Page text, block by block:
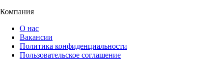
Компания
О нас
Вакансии
Политика конфиденциальности
Пользовательское соглашение